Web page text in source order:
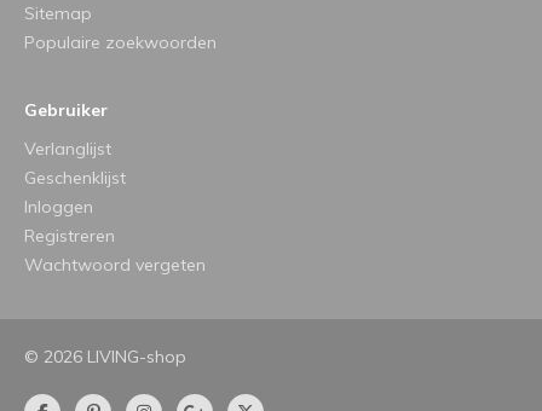
Sitemap
Populaire zoekwoorden
Gebruiker
Verlanglijst
Geschenklijst
Inloggen
Registreren
Wachtwoord vergeten
© 2026 LIVING-shop